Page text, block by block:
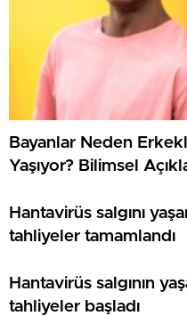
Bayanlar Neden
Yaşıyor? Bilimsel
Hantavirüs salgını
tahliyeler tamamlandı
Hantavirüs salgının
tahliyeler başladı